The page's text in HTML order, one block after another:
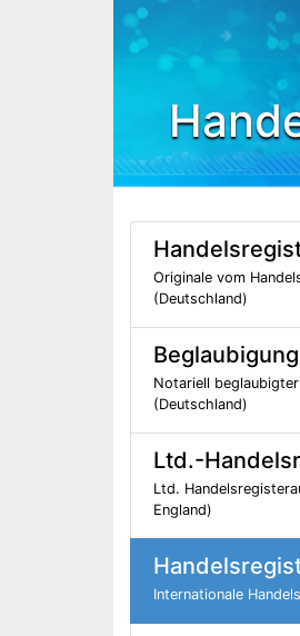
Originale vom
(Deutschland)
Beglaubigung
Notariell
(Deutschland)
Ltd.-
Ltd.
England)
Internationale